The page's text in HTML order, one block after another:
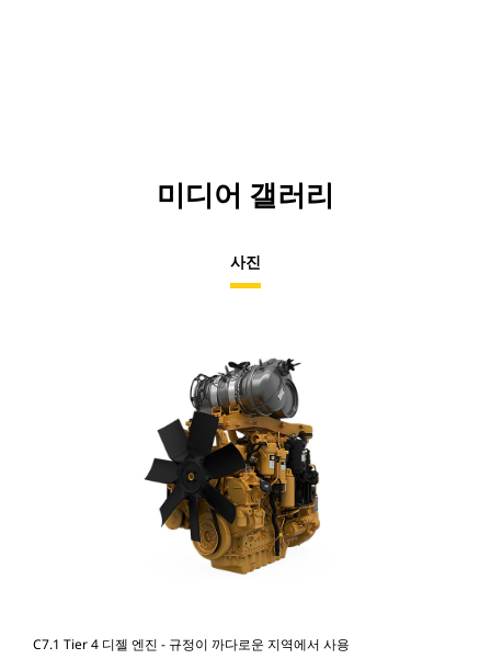
미디어 갤러리
사진
C7.1 Tier 4 디젤 엔진 - 규정이 까다로운 지역에서 사용